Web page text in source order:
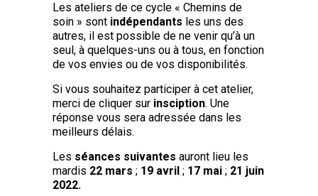
Les ateliers de ce cycle « Chemins de
soin » sont indépendants les uns des
autres, il est possible de ne venir qu’à un
seul, à quelques-uns ou à tous, en fonction
de vos envies ou de vos disponibilités.
Si vous souhaitez participer à cet atelier,
merci de cliquer sur insciption. Une
réponse vous sera adressée dans les
meilleurs délais.
Les séances suivantes auront lieu les
mardis 22 mars ; 19 avril ; 17 mai ; 21 juin
2022.